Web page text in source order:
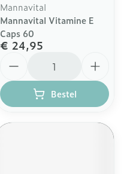
Mannavital
Mannavital Vitamine E
Caps 60
€ 24,95
Bestel